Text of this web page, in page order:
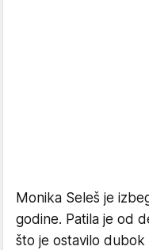
Monika Seleš je
godine. Patila je od
što je ostavilo